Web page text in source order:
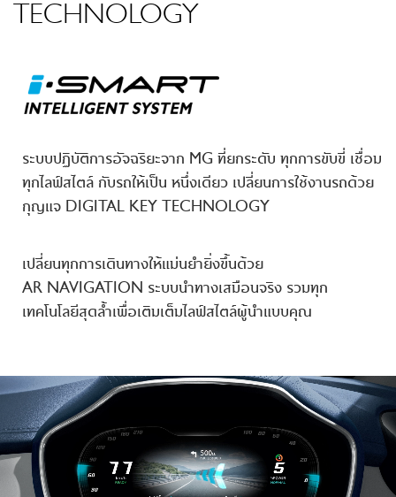
TECHNOLOGY
ระบบปฏิบัติการอัจฉริยะจาก MG ที่ยกระดับ ทุกการขับขี่ เชื่อม
ทุกไลฟ์สไตล์ กับรถให้เป็น หนึ่งเดียว เปลี่ยนการใช้งานรถด้วย
กุญแจ DIGITAL KEY TECHNOLOGY
เปลี่ยนทุกการเดินทางให้แม่นยำยิ่งขึ้นด้วย
AR NAVIGATION ระบบนำทางเสมือนจริง รวมทุก
เทคโนโลยีสุดล้ำเพื่อเติมเต็มไลฟ์สไตล์ผู้นำแบบคุณ